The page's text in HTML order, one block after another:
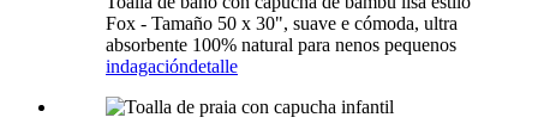
Fox - Tamaño 50 x 30", suave e cómoda, ultra
absorbente 100% natural para nenos pequenos
indagacióndetalle